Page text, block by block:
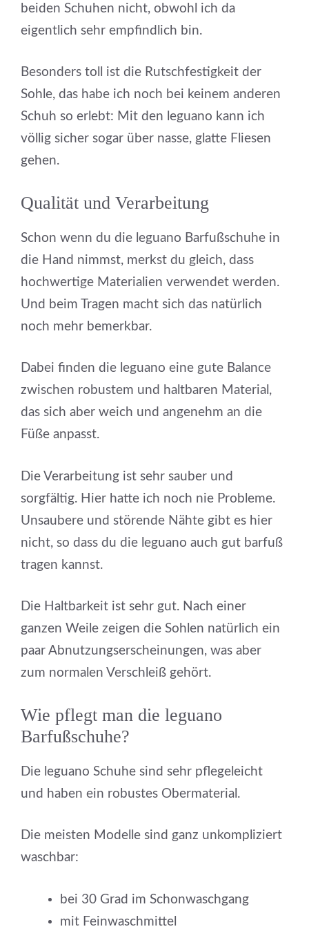
beiden Schuhen nicht, obwohl ich da
eigentlich sehr empfindlich bin.
Besonders toll ist die Rutschfestigkeit der
Sohle, das habe ich noch bei keinem anderen
Schuh so erlebt: Mit den leguano kann ich
völlig sicher sogar über nasse, glatte Fliesen
gehen.
Qualität und Verarbeitung
Schon wenn du die leguano Barfußschuhe in
die Hand nimmst, merkst du gleich, dass
hochwertige Materialien verwendet werden.
Und beim Tragen macht sich das natürlich
noch mehr bemerkbar.
Dabei finden die leguano eine gute Balance
zwischen robustem und haltbaren Material,
das sich aber weich und angenehm an die
Füße anpasst.
Die Verarbeitung ist sehr sauber und
sorgfältig. Hier hatte ich noch nie Probleme.
Unsaubere und störende Nähte gibt es hier
nicht, so dass du die leguano auch gut barfuß
tragen kannst.
Die Haltbarkeit ist sehr gut. Nach einer
ganzen Weile zeigen die Sohlen natürlich ein
paar Abnutzungserscheinungen, was aber
zum normalen Verschleiß gehört.
Wie pflegt man die leguano
Barfußschuhe?
Die leguano Schuhe sind sehr pflegeleicht
und haben ein robustes Obermaterial.
Die meisten Modelle sind ganz unkompliziert
waschbar:
bei 30 Grad im Schonwaschgang
mit Feinwaschmittel